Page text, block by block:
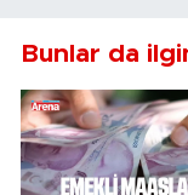
Bunlar da